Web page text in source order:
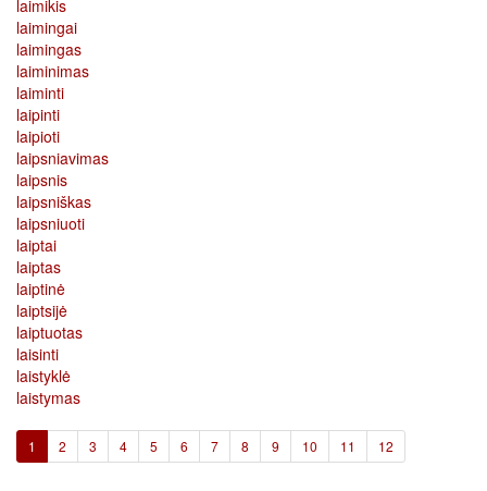
laimikis
laimingai
laimingas
laiminimas
laiminti
laipinti
laipioti
laipsniavimas
laipsnis
laipsniškas
laipsniuoti
laiptai
laiptas
laiptinė
laiptsijė
laiptuotas
laisinti
laistyklė
laistymas
1 (current)
2 3 4 5 6 7 8 9 10 11 12